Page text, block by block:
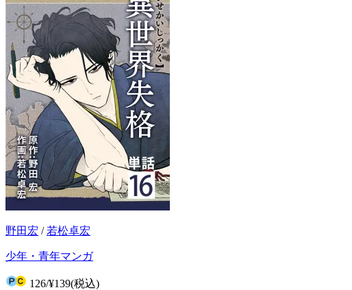
野田宏 / 若松卓宏
少年・青年マンガ
126/¥139(税込)